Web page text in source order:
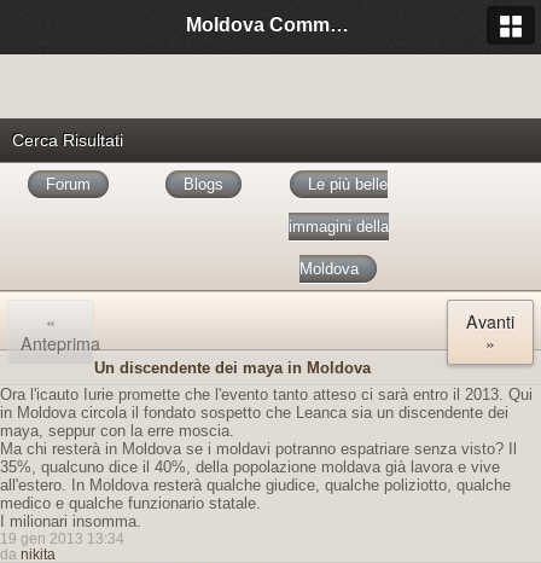
Moldova Community Italia
Cerca Risultati
Forum Blogs Le più belle
immagini della
Moldova
«
Anteprima
Avanti
»
Un discendente dei maya in Moldova
Ora l'icauto Iurie promette che l'evento tanto atteso ci sarà entro il 2013. Qui
in Moldova circola il fondato sospetto che Leanca sia un discendente dei
maya, seppur con la erre moscia.
Ma chi resterà in Moldova se i moldavi potranno espatriare senza visto? Il
35%, qualcuno dice il 40%, della popolazione moldava già lavora e vive
all'estero. In Moldova resterà qualche giudice, qualche poliziotto, qualche
medico e qualche funzionario statale.
I milionari insomma.
19 gen 2013 13:34
da nikita